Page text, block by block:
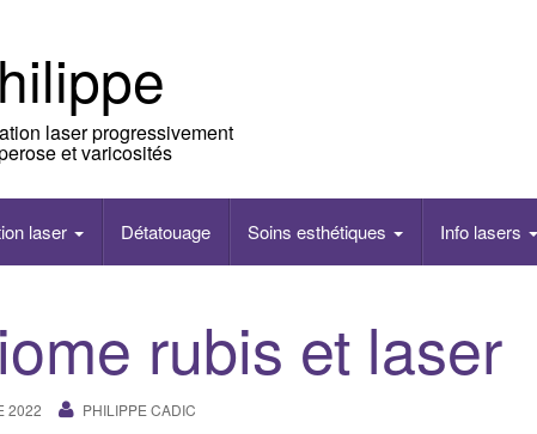
laser progressivement
et varicosités
laser Détatouage Soins esthétiques Info lasers
rubis et laser
2022 PHILIPPE CADIC